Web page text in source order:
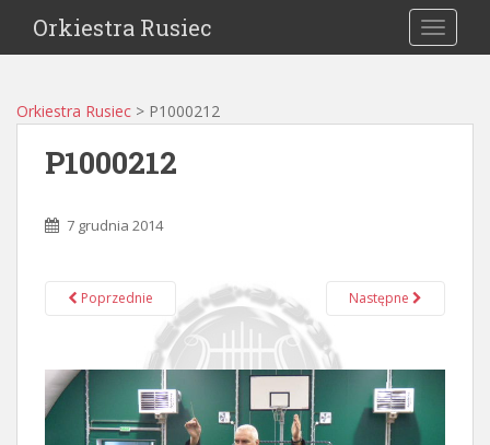
Orkiestra Rusiec
Orkiestra Rusiec > P1000212
P1000212
7 grudnia 2014
Poprzednie Następne